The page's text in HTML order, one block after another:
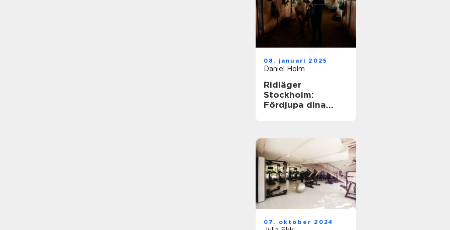
08. januari 2025
Daniel Holm
Ridläger
Stockholm:
Fördjupa dina
07. oktober 2024